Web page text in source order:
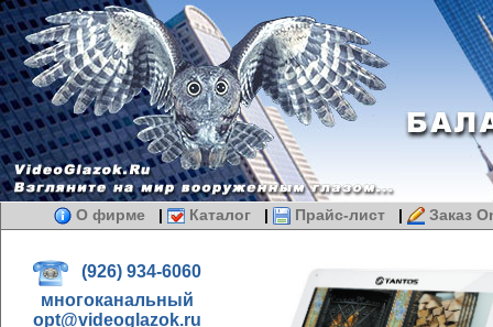
О фирме | Каталог | Прайс-лист | Заказ
(926) 934-6060
многоканальный
opt@videoglazok.ru